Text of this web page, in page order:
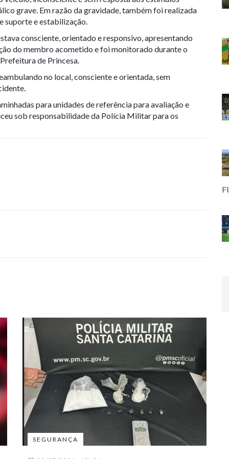
grave. Em razão da gravidade, também foi realizada
suporte e estabilização.
consciente, orientado e responsivo, apresentando
do membro acometido e foi monitorado durante o
de Princesa.
no local, consciente e orientada, sem
para unidades de referência para avaliação e
sob responsabilidade da Polícia Militar para os
SEGURANÇA